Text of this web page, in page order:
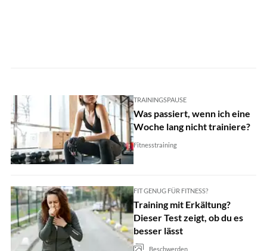
TRAININGSPAUSE
Was passiert, wenn ich eine
Woche lang nicht trainiere?​
Fitnesstraining
FIT GENUG FÜR FITNESS?
Training mit Erkältung?
Dieser Test zeigt, ob du es
besser lässt
Beschwerden